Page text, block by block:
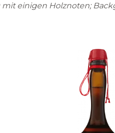
mit einigen Holznoten;